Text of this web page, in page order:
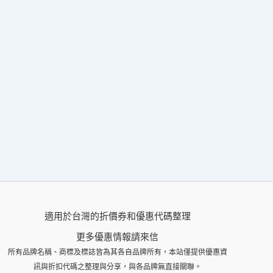
適用於台灣的折價券和優惠代碼整理
更多優惠情報請來信
所有品牌名稱、商標及標誌皆為其各自品牌所有，本站僅提供優惠資
訊與折扣代碼之整理與分享，與各品牌無直接關聯。